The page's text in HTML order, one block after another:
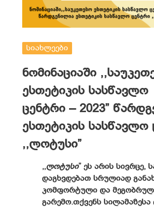
სიახლეები
ნომინაციაში
ესთეტიკის სასწავლო
ცენტრი – 2023”
ესთეტიკის სასწავლო
,,ლოტუსი”
,,ლოტუსი” ეს არის სივრცე,
დაგხვდებათ სრულიად
კომფორტული და
გარემო.თქვენს სილამაზესა